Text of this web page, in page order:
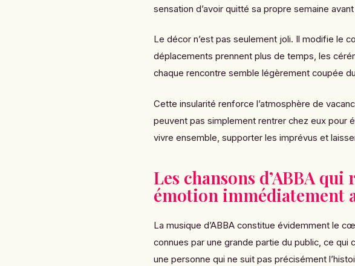
sensation d’avoir quitté sa propre semaine
Le décor n’est pas seulement joli. Il modifie le
déplacements prennent plus de temps, les
chaque rencontre semble légèrement coupée
Cette insularité renforce l’atmosphère de
peuvent pas simplement rentrer chez eux pour
vivre ensemble, supporter les imprévus et
Les chansons d’ABBA
émotion immédiatement
La musique d’ABBA constitue évidemment le
connues par une grande partie du public, ce
une personne qui ne suit pas précisément